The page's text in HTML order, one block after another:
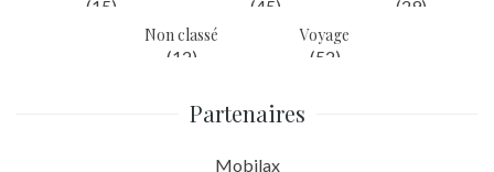
(15)
(45)
(29)
Non classé
(12)
Voyage
(52)
Partenaires
Mobilax